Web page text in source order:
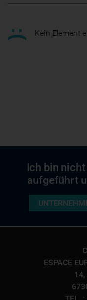
:( Kein Element
Ich bin
aufgeführt
ESPACE
14,